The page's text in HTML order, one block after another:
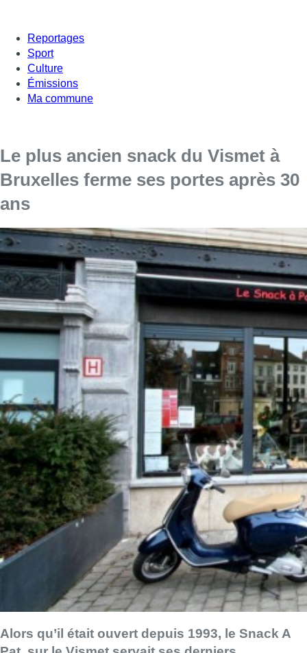
Reportages
Sport
Culture
Émissions
Ma commune
Le plus ancien snack du Vismet à
Bruxelles ferme ses portes après 30
ans
Alors qu’il était ouvert depuis 1993, le Snack A